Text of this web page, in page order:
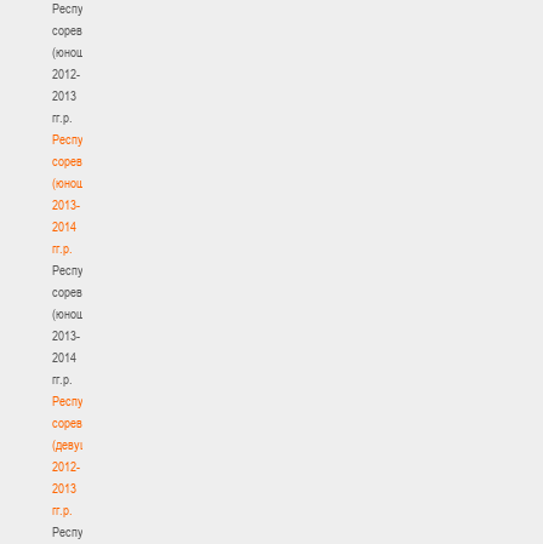
Республиканские
соревнования
(юноши)
2012-
2013
гг.р.
Республиканские
соревнования
(юноши)
2013-
2014
гг.р.
Республиканские
соревнования
(юноши)
2013-
2014
гг.р.
Республиканские
соревнования
(девушки)
2012-
2013
гг.р.
Республиканские